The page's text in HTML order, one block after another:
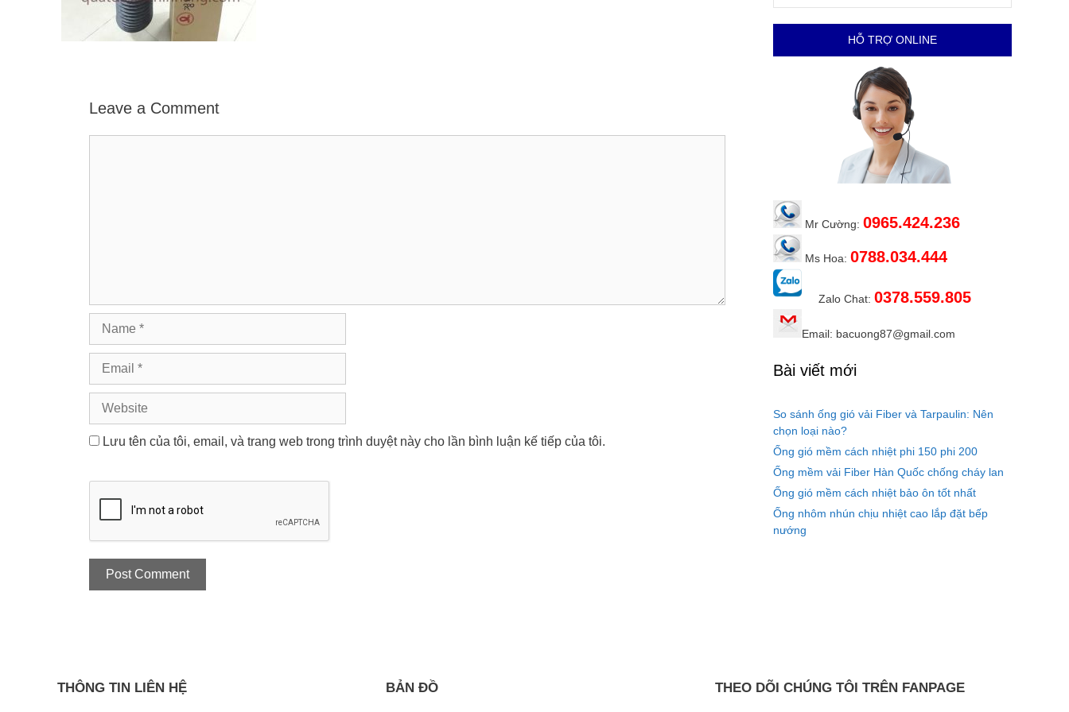
Leave a Comment
Name
Email
Website
Lưu tên của tôi, email, và trang web trong trình duyệt này cho lần bình luận kế tiếp của tôi.
HỖ TRỢ ONLINE
Mr Cường: 0965.424.236
Ms Hoa: 0788.034.444
Zalo Chat: 0378.559.805
Email: bacuong87@gmail.com
Bài viết mới
So sánh ống gió vải Fiber và Tarpaulin: Nên
chọn loại nào?
Ống gió mềm cách nhiệt phi 150 phi 200
Ống mềm vải Fiber Hàn Quốc chống cháy lan
Ống gió mềm cách nhiệt bảo ôn tốt nhất
Ống nhôm nhún chịu nhiệt cao lắp đặt bếp
nướng
THÔNG TIN LIÊN HỆ BẢN ĐỒ THEO DÕI CHÚNG TÔI TRÊN FANPAGE